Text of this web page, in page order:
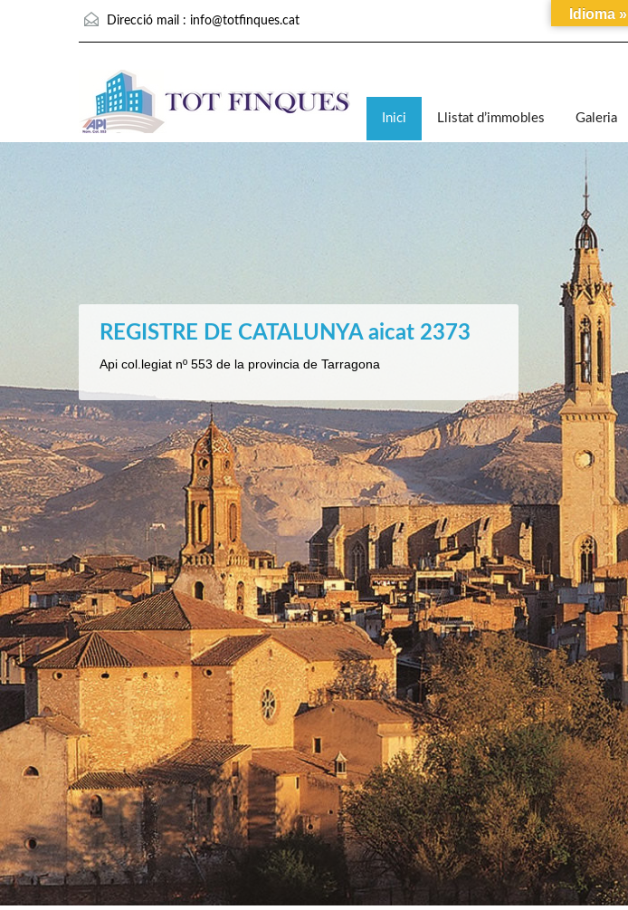
Direcció mail : info@totfinques.cat
Inici Llistat d’immobles Galeria
EL SEU IMMOBLE ES ÚNIC
La nostra manera de vendre-li també
REGISTRE DE CATALUNYA aicat 2373
Api col.legiat nº 553 de la provincia de Tarragona
AL SEU SERVEI DES DE L’ANY 2001
Compromís, Experiència, Professionalitat i Efectivitat
SERVEI INTEGRAL IMMOBILIARI
Hipoteques al 100 % del valor de l´immoble
Idioma »